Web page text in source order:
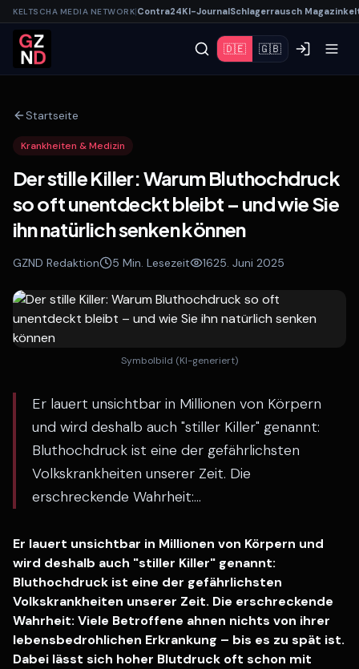
KELTSCHA MEDIA NETWORK|Contra24KI-JournalSchlagerrausch Magazin
🇩🇪 🇬🇧
Startseite
Krankheiten & Medizin
Der stille Killer: Warum Bluthochdruck
so oft unentdeckt bleibt – und wie Sie
ihn natürlich senken können
GZND Redaktion 5 Min. Lesezeit 1625. Juni 2025
Symbolbild (KI-generiert)
Er lauert unsichtbar in Millionen von Körpern
und wird deshalb auch "stiller Killer" genannt:
Bluthochdruck ist eine der gefährlichsten
Volkskrankheiten unserer Zeit. Die
erschreckende Wahrheit:...
Er lauert unsichtbar in Millionen von Körpern und
wird deshalb auch "stiller Killer" genannt:
Bluthochdruck ist eine der gefährlichsten
Volkskrankheiten unserer Zeit. Die erschreckende
Wahrheit: Viele Betroffene ahnen nichts von ihrer
lebensbedrohlichen Erkrankung – bis es zu spät ist.
Dabei lässt sich hoher Blutdruck oft schon mit